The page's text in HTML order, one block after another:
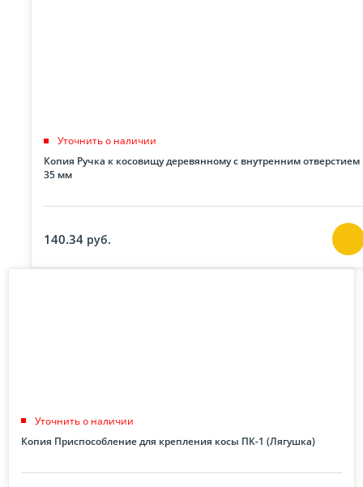
Уточнить о наличии
Копия Ручка к косовищу деревянному с внутренним отверстием
35 мм
140.34 руб.
Уточнить о наличии
Копия Приспособление для крепления косы ПК-1 (Лягушка)